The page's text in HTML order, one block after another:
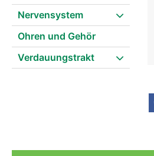
Nervensystem
Ohren und Gehör
Verdauungstrakt